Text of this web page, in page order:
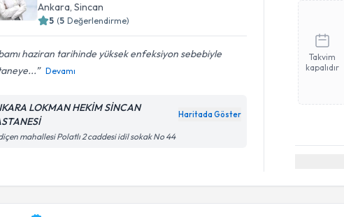
Ankara, Sincan
5 (5 Değerlendirme)
haziran tarihinde yüksek enfeksiyon sebebiyle
Devamı
LOKMAN HEKİM SİNCAN
Haritada Göster
mahallesi Polatlı 2 caddesi idil sokak No 44
Takvim
kapalıdır